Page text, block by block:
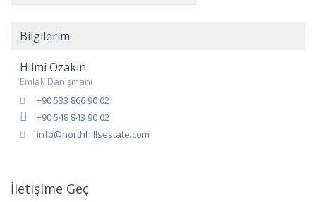
Bilgilerim
Hilmi Özakın
Emlak Danışmanı
+90 533 866 90 02
+90 548 843 90 02
info@northhillsestate.com
İletişime Geç